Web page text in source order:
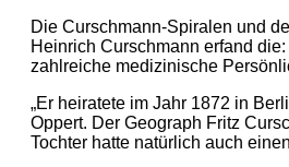
Die Curschmann-Spiralen und
Heinrich Curschmann erfand
zahlreiche medizinische
„Er heiratete im Jahr 1872 in
Oppert. Der Geograph Fritz
Tochter hatte natürlich auch